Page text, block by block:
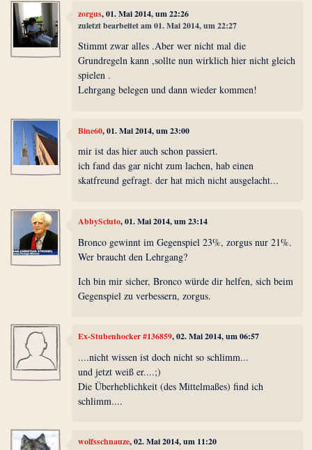
zorgus, 01. Mai 2014, um 22:26
zuletzt bearbeitet am 01. Mai 2014, um 22:27
Stimmt zwar alles .Aber wer nicht mal die
Grundregeln kann ,sollte nun wirklich hier nicht gleich
spielen .
Lehrgang belegen und dann wieder kommen!
Bine60, 01. Mai 2014, um 23:00
mir ist das hier auch schon passiert.
ich fand das gar nicht zum lachen, hab einen
skatfreund gefragt. der hat mich nicht ausgelacht...
AbbySciuto, 01. Mai 2014, um 23:14
Bronco gewinnt im Gegenspiel 23%, zorgus nur 21%.
Wer braucht den Lehrgang?
Ich bin mir sicher, Bronco würde dir helfen, sich beim
Gegenspiel zu verbessern, zorgus.
Ex-Stubenhocker #136859, 02. Mai 2014, um 06:57
....nicht wissen ist doch nicht so schlimm...
und jetzt weiß er....;)
Die Überheblichkeit (des Mittelmaßes) find ich
schlimm....
wolfsschnauze, 02. Mai 2014, um 11:20